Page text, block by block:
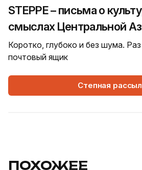
STEPPE – письма о
смыслах Центральной
Коротко, глубоко и без шума.
почтовый ящик
Степная
ПОХОЖЕЕ